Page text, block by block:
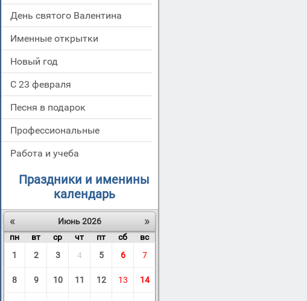
День святого Валентина
Именные открытки
Новый год
С 23 февраля
Песня в подарок
Профессиональные
Работа и учеба
Праздники и именины
календарь
«
»
Июнь 2026
пн
вт ср чт пт сб
вс
1
2 3 4 5 6 7
8 9 10 11 12 13 14